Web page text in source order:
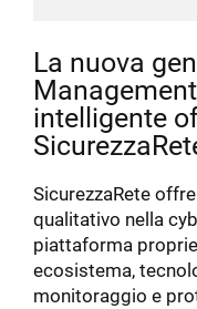
La nuova
intelligente
SicurezzaRete
qualitativo nella
piattaforma
ecosistema,
monitoraggio e